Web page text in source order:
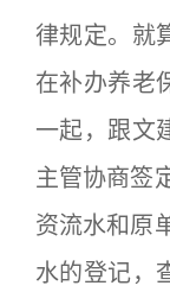
律规定。就
在补办养老
一起，跟文
主管协商签
资流水和原
水的登记，